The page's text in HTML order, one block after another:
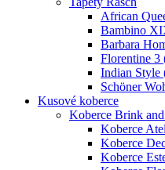
African
Bambino
Barbara
Florentine 3
Indian Style
Schöner
Kusové koberce
Koberce Brink
Koberce
Koberce
Koberce